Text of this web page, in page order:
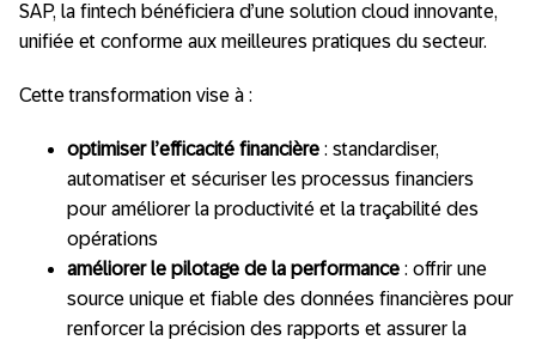
SAP, la fintech bénéficiera d’une solution cloud innovante,
unifiée et conforme aux meilleures pratiques du secteur.
Cette transformation vise à :
optimiser l’efficacité financière : standardiser,
automatiser et sécuriser les processus financiers
pour améliorer la productivité et la traçabilité des
opérations
améliorer le pilotage de la performance : offrir une
source unique et fiable des données financières pour
renforcer la précision des rapports et assurer la